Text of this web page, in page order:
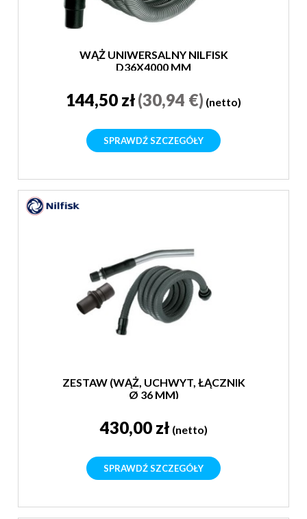
WĄŻ UNIWERSALNY NILFISK
D36X4000 MM
144,50 zł(30,94 €) (netto)
SPRAWDŹ SZCZEGÓŁY
ZESTAW (WĄŻ, UCHWYT, ŁĄCZNIK
Ø 36 MM)
430,00 zł (netto)
SPRAWDŹ SZCZEGÓŁY